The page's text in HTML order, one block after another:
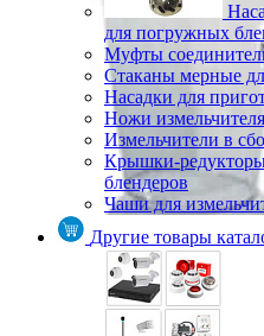
для погружных
Муфты
Стаканы мерные
Насадки для
Ножи
Измельчители в
Крышки-
блендеров
Чаши для
Другие товары